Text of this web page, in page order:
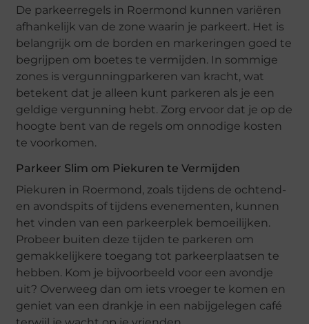
De parkeerregels in Roermond kunnen variëren
afhankelijk van de zone waarin je parkeert. Het is
belangrijk om de borden en markeringen goed te
begrijpen om boetes te vermijden. In sommige
zones is vergunningparkeren van kracht, wat
betekent dat je alleen kunt parkeren als je een
geldige vergunning hebt. Zorg ervoor dat je op de
hoogte bent van de regels om onnodige kosten
te voorkomen.
Parkeer Slim om Piekuren te Vermijden
Piekuren in Roermond, zoals tijdens de ochtend-
en avondspits of tijdens evenementen, kunnen
het vinden van een parkeerplek bemoeilijken.
Probeer buiten deze tijden te parkeren om
gemakkelijkere toegang tot parkeerplaatsen te
hebben. Kom je bijvoorbeeld voor een avondje
uit? Overweeg dan om iets vroeger te komen en
geniet van een drankje in een nabijgelegen café